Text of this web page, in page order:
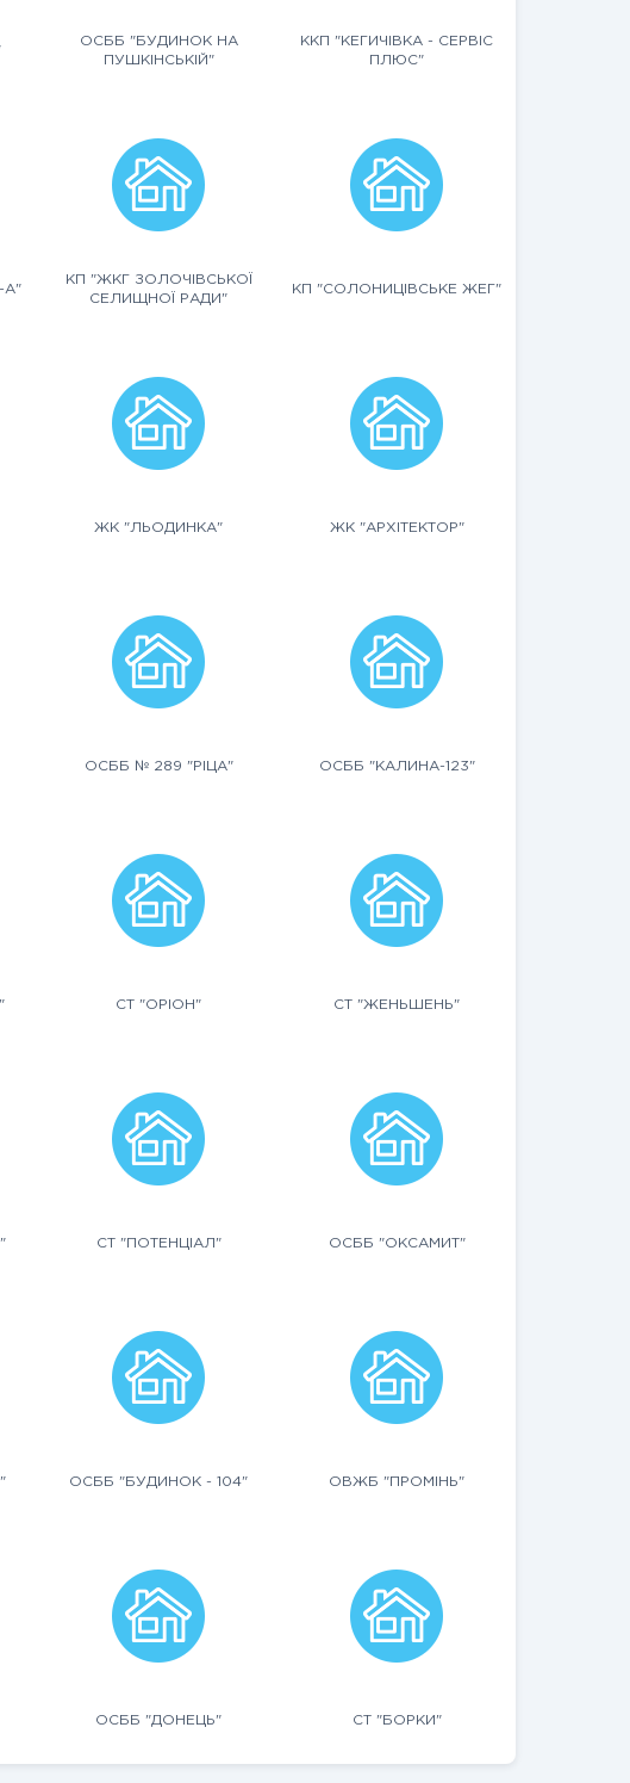
ОСББ "БУДИНОК НА
ПУШКІНСЬКІЙ"
ККП "КЕГИЧІВКА - СЕРВІС
ПЛЮС"
А"
КП "ЖКГ ЗОЛОЧІВСЬКОЇ
СЕЛИЩНОЇ РАДИ"
КП "СОЛОНИЦІВСЬКЕ ЖЕГ"
ЖК "ЛЬОДИНКА" ЖК "АРХІТЕКТОР"
ОСББ № 289 "РІЦА" ОСББ "КАЛИНА-123"
СТ "ОРІОН" СТ "ЖЕНЬШЕНЬ"
СТ "ПОТЕНЦІАЛ" ОСББ "ОКСАМИТ"
ОСББ "БУДИНОК - 104" ОВЖБ "ПРОМІНЬ"
ОСББ "ДОНЕЦЬ" СТ "БОРКИ"